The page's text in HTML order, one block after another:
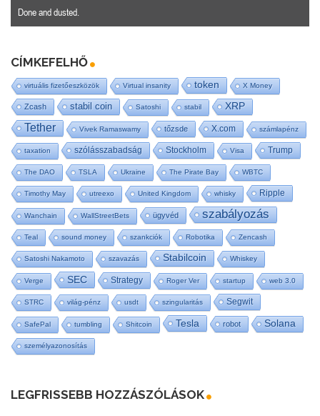
Done and dusted.
CÍMKEFELHŐ
virtuális fizetőeszközök Virtual insanity token X Money
Zcash stabil coin Satoshi stabil XRP
Tether Vivek Ramaswamy tőzsde X.com számlapénz
taxation szólásszabadság Stockholm Visa Trump
The DAO TSLA Ukraine The Pirate Bay WBTC
Timothy May utreexo United Kingdom whisky Ripple
Wanchain WallStreetBets ügyvéd szabályozás
Teal sound money szankciók Robotika Zencash
Satoshi Nakamoto szavazás Stabilcoin Whiskey
Verge SEC Strategy Roger Ver startup web 3.0
STRC világ-pénz usdt szingularitás Segwit
SafePal tumbling Shitcoin Tesla robot Solana
személyazonosítás
LEGFRISSEBB HOZZÁSZÓLÁSOK